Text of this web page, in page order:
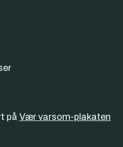
på Vær varsom-plakaten